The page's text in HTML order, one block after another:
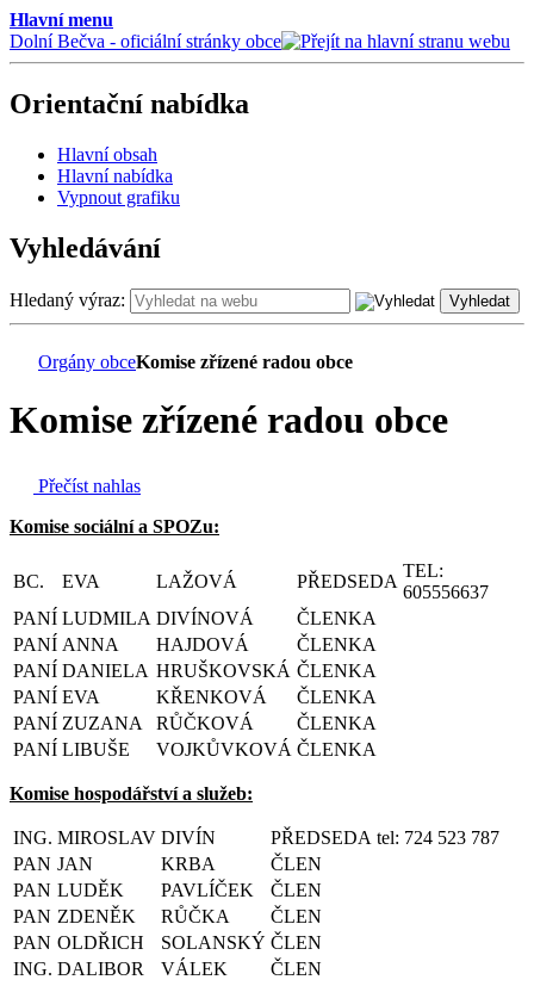
Hlavní menu
Dolní Bečva - oficiální stránky obce
Orientační nabídka
Hlavní obsah
Hlavní nabídka
Vypnout grafiku
Vyhledávání
Hledaný výraz: Vyhledat
Orgány obceKomise zřízené radou obce
Komise zřízené radou obce
Přečíst nahlas
Komise sociální a SPOZu:
BC. EVA LAŽOVÁ PŘEDSEDA
TEL:
605556637
PANÍ LUDMILA DIVÍNOVÁ
ČLENKA
PANÍ ANNA HAJDOVÁ
ČLENKA
PANÍ DANIELA HRUŠKOVSKÁ ČLENKA
PANÍ EVA KŘENKOVÁ
ČLENKA
PANÍ ZUZANA RŮČKOVÁ
ČLENKA
PANÍ LIBUŠE VOJKŮVKOVÁ ČLENKA
Komise hospodářství a služeb:
ING. MIROSLAV DIVÍN PŘEDSEDA tel: 724 523 787
PAN JAN KRBA
ČLEN
PAN LUDĚK PAVLÍČEK
ČLEN
PAN ZDENĚK RŮČKA
ČLEN
PAN OLDŘICH SOLANSKÝ ČLEN
ING. DALIBOR VÁLEK ČLEN